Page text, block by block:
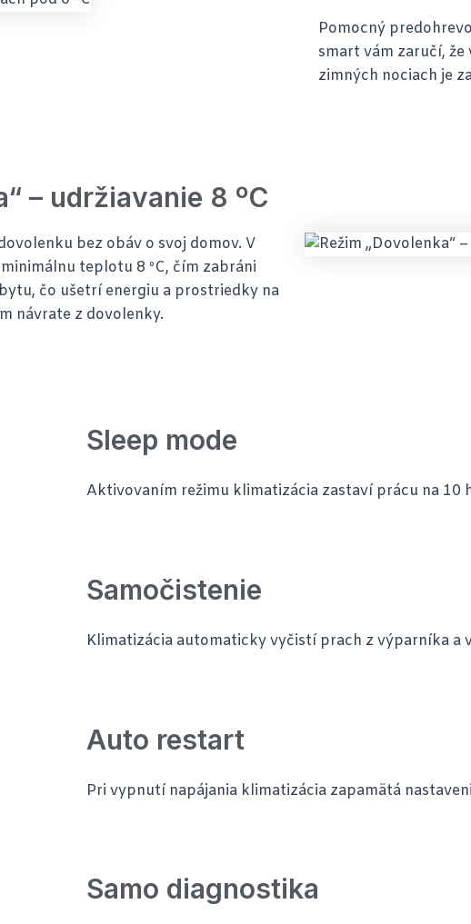
Pomocný
smart vám zaručí,
zimných nociach je
– udržiavanie 8 ºC
bez obáv o svoj domov. V
teplotu 8 ºC, čím zabráni
čo ušetrí energiu a prostriedky na
návrate z dovolenky.
Sleep mode
Aktivovaním režimu klimatizácia zastaví prácu na 10
Samočistenie
Klimatizácia automaticky vyčistí prach z výparníka a
Auto restart
Pri vypnutí napájania klimatizácia zapamätá
Samo diagnostika